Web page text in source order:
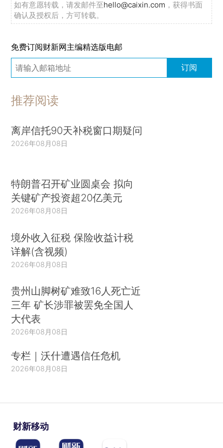
如有意愿转载，请发邮件至hello@caixin.com ，获得书面
确认及授权后，方可转载。
免费订阅财新网主编精选版电邮
订阅
推荐阅读
离岸信托90天补税窗口期疑问
2026年08月08日
特朗普召开矿业圆桌会 拟向
关键矿产投资超20亿美元
2026年08月08日
境外收入征税 保险收益计税
详解(含视频)
2026年08月08日
贵州山脚树矿难致16人死亡近
三年 矿长涉罪被罢免全国人
大代表
2026年08月08日
专栏｜沃什遭遇信任危机
2026年08月08日
财新移动